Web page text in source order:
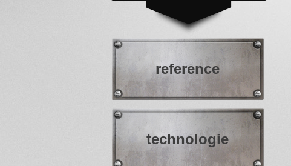
reference
technologie